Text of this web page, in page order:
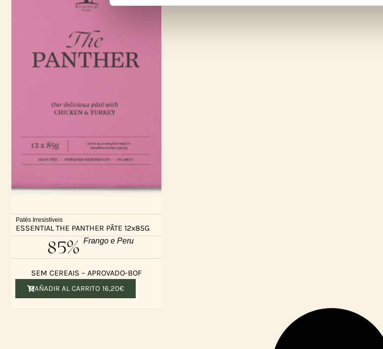
Patés Irresistíveis
ESSENTIAL THE PANTHER PÂTE 12x85G
85% Frango e Peru
SEM CEREAIS – APROVADO-BOF
AÑADIR AL CARRITO 16,20€